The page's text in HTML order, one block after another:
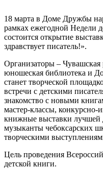
18 марта в Доме Дружбы
рамках ежегодной Недели
состоится открытие
здравствует писатель!».
Организаторы – Чувашская
юношеская библиотека и
станет творческой
встречи с детскими
знакомство с новыми
мастер-классы,
книжные выставки лучшей
музыканты чебоксарских
творческими
Цель проведения
детской книги.